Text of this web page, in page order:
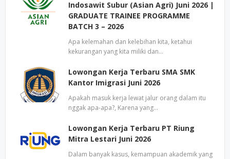
Indosawit Subur (Asian Agri) Juni 2026 |
GRADUATE TRAINEE PROGRAMME
BATCH 3 – 2026
Apa kelemahan dan kelebihan kita, ketahui
kekurangan yang kita miliki dan…
Lowongan Kerja Terbaru SMA SMK
Kantor Imigrasi Juni 2026
Apakah masuk kerja lewat jalur orang dalam itu
nggak apa-apa?, Karena yang…
Lowongan Kerja Terbaru PT Riung
Mitra Lestari Juni 2026
Dalam banyak kasus, kemampuan akademik yang